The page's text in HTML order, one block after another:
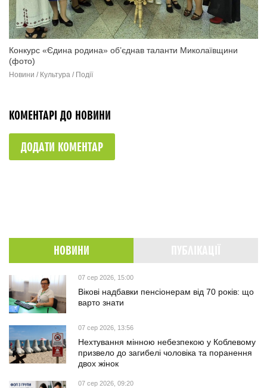
Конкурс «Єдина родина» об’єднав таланти Миколаївщини
(фото)
Новини / Культура / Події
КОМЕНТАРІ ДО НОВИНИ
ДОДАТИ КОМЕНТАР
НОВИНИ
07 сер 2026, 15:00
Вікові надбавки пенсіонерам від 70 років: що
варто знати
07 сер 2026, 13:56
Нехтування мінною небезпекою у Коблевому
призвело до загибелі чоловіка та поранення
двох жінок
07 сер 2026, 09:20